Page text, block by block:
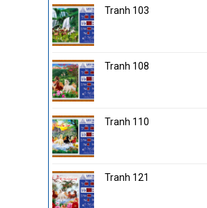
Tranh 103
Tranh 108
Tranh 110
Tranh 121